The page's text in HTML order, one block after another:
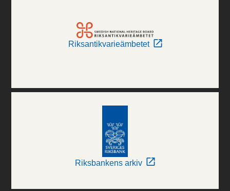
Riksantikvarieämbetet
Riksbankens arkiv